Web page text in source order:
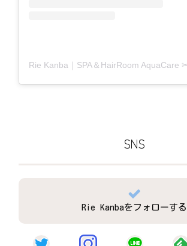
SNS
Rie Kanbaをフォローする